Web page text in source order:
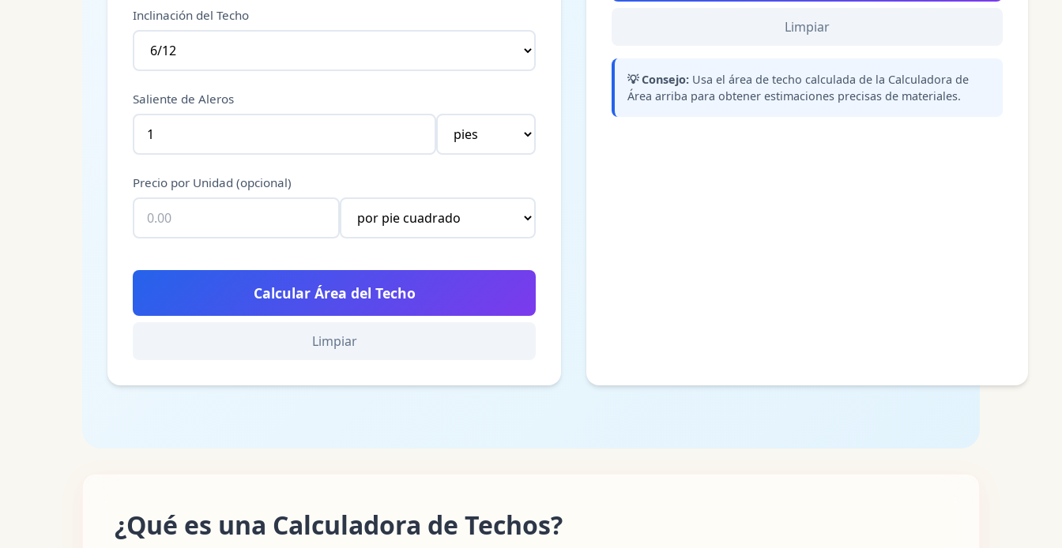
Inclinación del Techo
Saliente de Aleros
Precio por Unidad (opcional)
Calcular Área del Techo
Limpiar
Limpiar
💡 Consejo: Usa el área de techo calculada de la Calculadora de
Área arriba para obtener estimaciones precisas de materiales.
¿Qué es una Calculadora de Techos?